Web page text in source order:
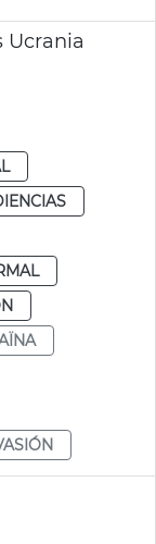
Ucrania